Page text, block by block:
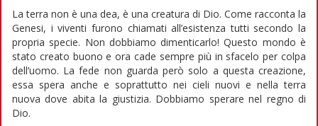
La terra non è una dea, è una creatura di Dio. Come racconta la
Genesi, i viventi furono chiamati all’esistenza tutti secondo la
propria specie. Non dobbiamo dimenticarlo! Questo mondo è
stato creato buono e ora cade sempre più in sfacelo per colpa
dell’uomo. La fede non guarda però solo a questa creazione,
essa spera anche e soprattutto nei cieli nuovi e nella terra
nuova dove abita la giustizia. Dobbiamo sperare nel regno di
Dio.